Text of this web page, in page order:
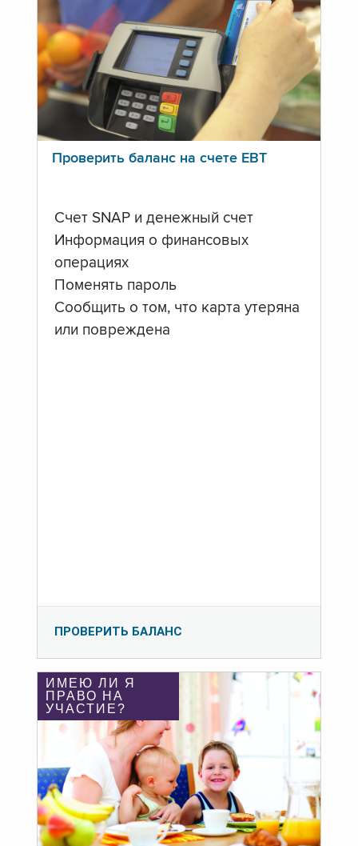
Проверить баланс на счете ЕВТ
Счет SNAP и денежный счет
Информация о финансовых
операциях
Поменять пароль
Сообщить о том, что карта утеряна
или повреждена
ПРОВЕРИТЬ БАЛАНС
ИМЕЮ ЛИ Я
ПРАВО НА
УЧАСТИЕ?